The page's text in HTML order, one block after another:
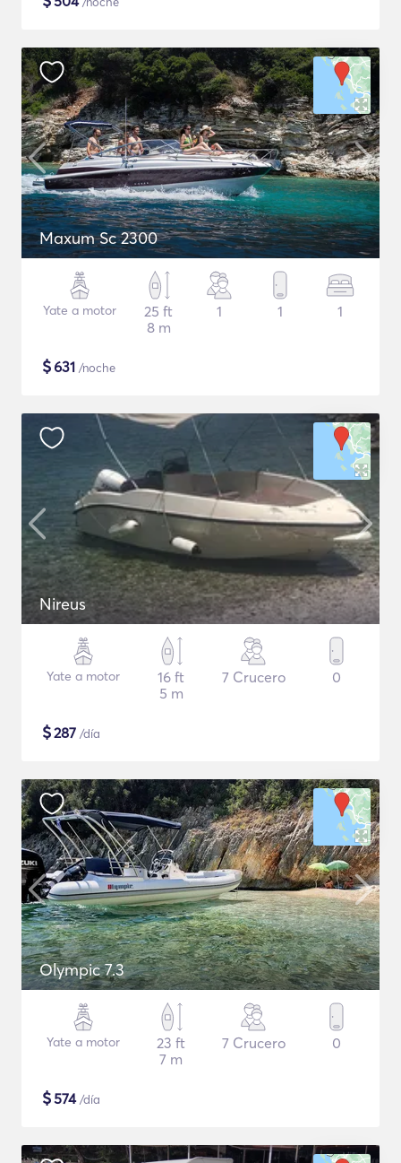
Maxum Sc 2300
Yate a motor
25 ft
8 m
1 1 1
$631 /noche
Nireus
Yate a motor
16 ft
5 m
7 Crucero 0
$287 /día
Olympic 7.3
Yate a motor
23 ft
7 m
7 Crucero 0
$574/día